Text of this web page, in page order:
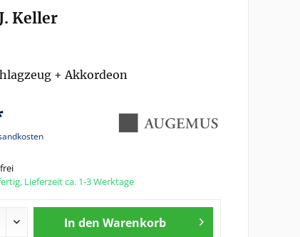
Keller
+ Akkordeon
Lieferzeit ca. 1-3 Werktage
In den Warenkorb